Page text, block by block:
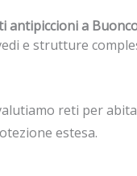
antipiccioni a
e strutture
reti per
estesa.